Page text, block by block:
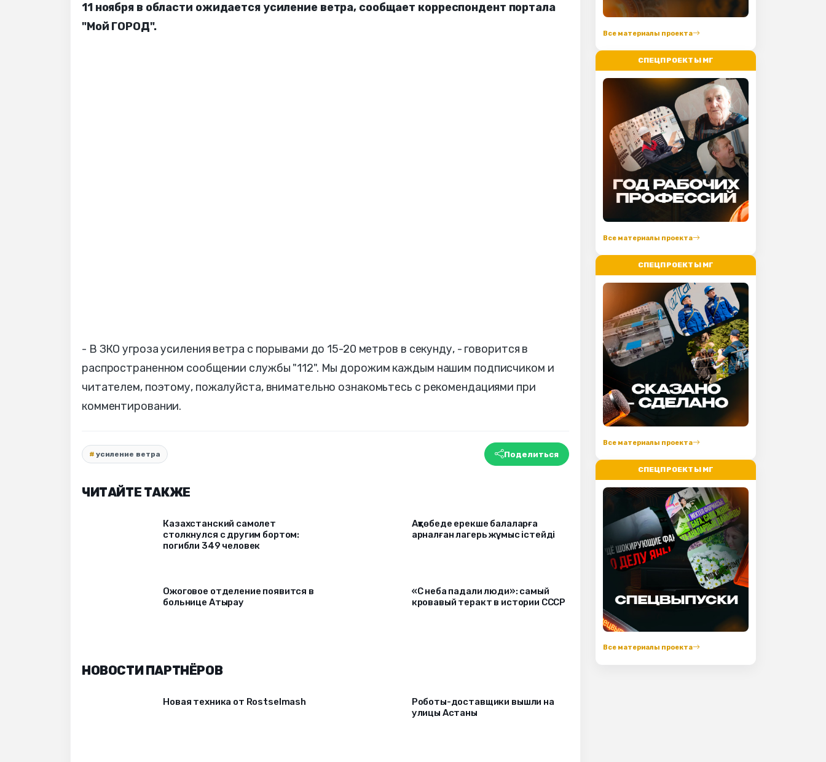
11 ноября в области ожидается усиление ветра, сообщает корреспондент портала
"Мой ГОРОД".
- В ЗКО угроза усиления ветра с порывами до 15-20 метров в секунду, - говорится в
распространенном сообщении службы "112". Мы дорожим каждым нашим подписчиком и
читателем, поэтому, пожалуйста, внимательно ознакомьтесь с рекомендациями при
комментировании.
усиление ветра Поделиться
ЧИТАЙТЕ ТАКЖЕ
Казахстанский самолет
столкнулся с другим бортом:
погибли 349 человек
Ақтөбеде ерекше балаларға
арналған лагерь жұмыс істейді
Ожоговое отделение появится в
больнице Атырау
«С неба падали люди»: самый
кровавый теракт в истории СССР
НОВОСТИ ПАРТНЁРОВ
Новая техника от Rostselmash
Роботы-доставщики вышли на
улицы Астаны
Все материалы проекта
СПЕЦПРОЕКТЫ МГ
Все материалы проекта
СПЕЦПРОЕКТЫ МГ
Все материалы проекта
СПЕЦПРОЕКТЫ МГ
Все материалы проекта